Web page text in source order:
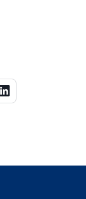
X na Facebooku
Sdílet článek na